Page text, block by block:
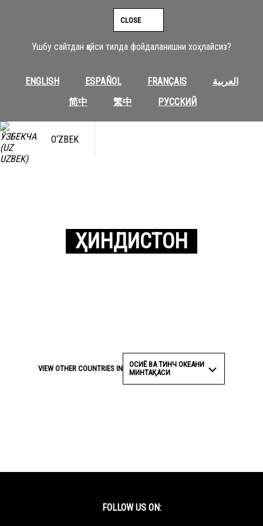
Ушбу сайтдан қайси тилда фойдаланишни хоҳлайсиз?
ENGLISH ESPAÑOL FRANÇAIS
العربية
简中
繁中 РУССКИЙ
CLOSE
O‘ZBEK
ҲИНДИСТОН
VIEW OTHER COUNTRIES IN
ОСИЁ ВА ТИНЧ ОКЕАНИ
МИНТАҚАСИ
FOLLOW US ON: